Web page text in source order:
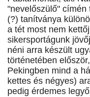
"nevelőszülő" címén
(?) tanítványa
a tét most nem
sikersportágunk
néni arra készült
történetében
Pekingben mind a
kettes és négyes)
pedig érdemes